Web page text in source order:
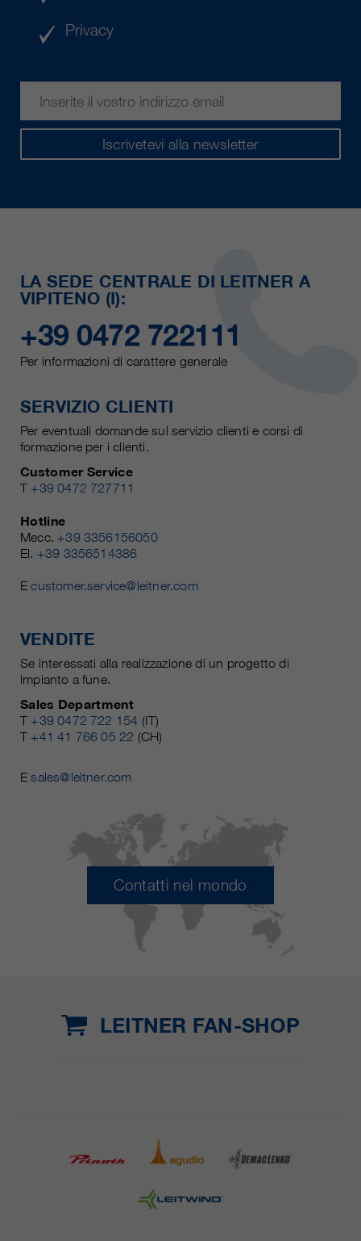
Iscrivetevi alla newsletter
Privacy
LA SEDE CENTRALE DI LEITNER A
VIPITENO (I):
+39 0472 722111
Per informazioni di carattere generale
SERVIZIO CLIENTI
Per eventuali domande sul servizio clienti e corsi di
formazione per i clienti.
Customer Service
T +39 0472 727711
Hotline
Mecc. +39 3356156050
El. +39 3356514386
Ecustomer.service@leitner.com
VENDITE
Se interessati alla realizzazione di un progetto di
impianto a fune.
Sales Department
T +39 0472 722 154 (IT)
T +41 41 766 05 22 (CH)
Esales@leitner.com
Contatti nel mondo
LEITNER FAN-SHOP